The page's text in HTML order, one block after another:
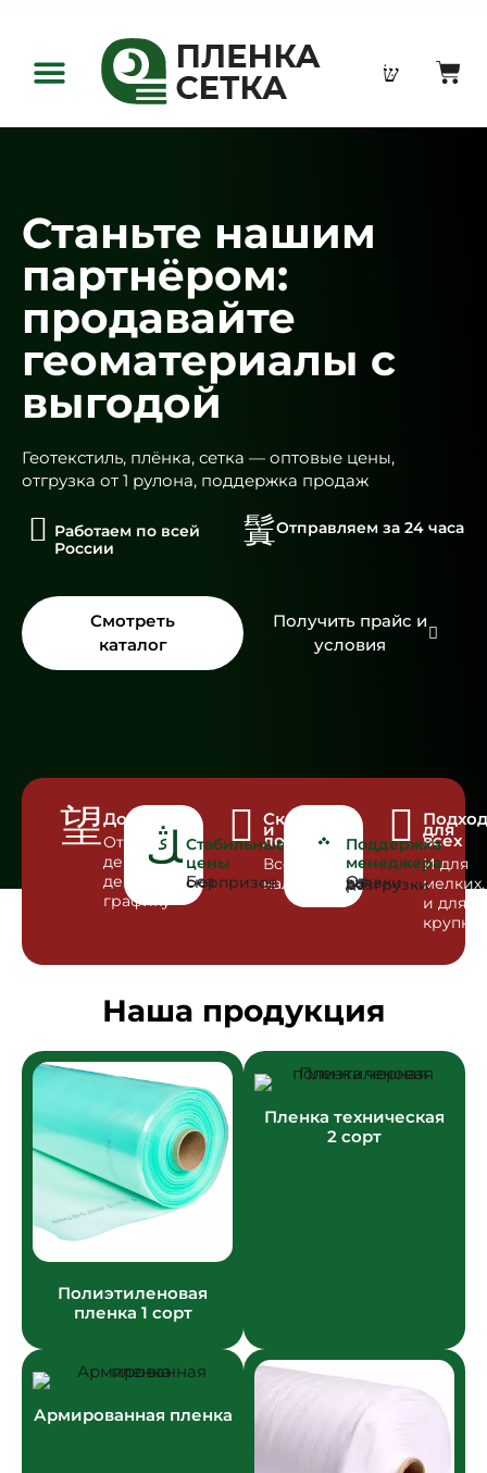
Станьте нашим
партнёром:
продавайте
геоматериалы с
выгодой
Геотекстиль, плёнка, сетка — оптовые цены,
отгрузка от 1 рулона, поддержка продаж
Работаем по всей
России
Отправляем за 24 часа
Смотреть
каталог
Получить прайс и
условия
Доставка
Отгрузка
день в
день по
графику
Стабильные
цены
Без сюрпризов
Склад
и
логистика
Всё в
наличии
Поддержка
менеджера
От заявки до разгрузки
для
всех
И для
мелких,
и для
Наша продукция
Полиэтиленовая
пленка 1 сорт
Пленка техническая
2 сорт
Армированная пленка